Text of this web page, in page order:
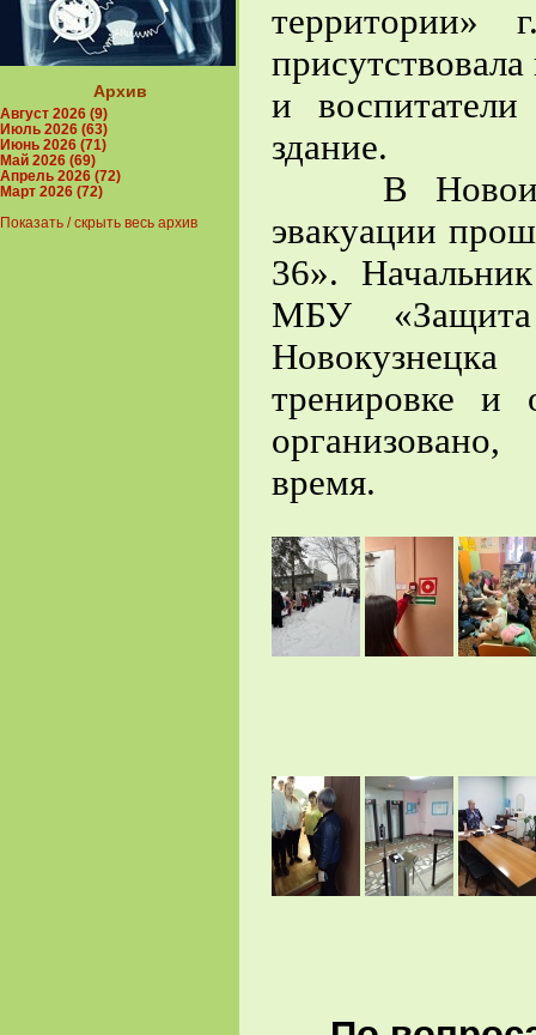
территории»
и
здание.
В
эвакуации
36».
МБУ
тренировке и
время.
Архив
Август 2026 (9)
Июль 2026 (63)
Июнь 2026 (71)
Май 2026 (69)
Апрель 2026 (72)
Март 2026 (72)
Показать / скрыть весь архив